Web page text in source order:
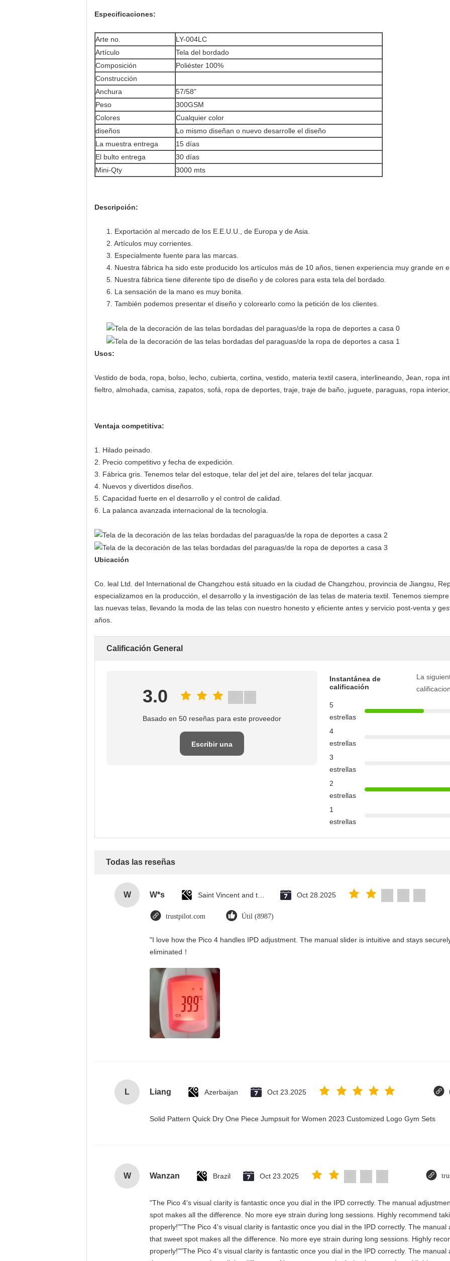
Especificaciones:
Arte no.
LY-004LC
Artículo
Tela del bordado
Composición
Poliéster 100%
Construcción
Anchura
57/58"
Peso
300GSM
Colores
Cualquier color
diseños
Lo mismo diseñan o nuevo desarrolle el diseño
La muestra entrega
15 días
El bulto entrega
30 días
Mini-Qty
3000 mts
Descripción:
1. Exportación al mercado de los E.E.U.U., de Europa y de Asia.
2. Artículos muy corrientes.
3. Especialmente fuente para las marcas.
4. Nuestra fábrica ha sido este producido los artículos más de 10 años, tienen experiencia muy grande en
5. Nuestra fábrica tiene diferente tipo de diseño y de colores para esta tela del bordado.
6. La sensación de la mano es muy bonita.
7. También podemos presentar el diseño y colorearlo como la petición de los clientes.
Usos:
Vestido de boda, ropa, bolso, lecho, cubierta, cortina, vestido, materia textil casera, interlineando, Jean, ropa
fieltro, almohada, camisa, zapatos, sofá, ropa de deportes, traje, traje de baño, juguete, paraguas, ropa
Ventaja competitiva:
1. Hilado peinado.
2. Precio competitivo y fecha de expedición.
3. Fábrica gris. Tenemos telar del estoque, telar del jet del aire, telares del telar jacquar.
4. Nuevos y divertidos diseños.
5. Capacidad fuerte en el desarrollo y el control de calidad.
6. La palanca avanzada internacional de la tecnología.
Ubicación
Co. leal Ltd. del International de Changzhou está situado en la ciudad de Changzhou, provincia de Jiangsu,
especializamos en la producción, el desarrollo y la investigación de las telas de materia textil. Tenemos
las nuevas telas, llevando la moda de las telas con nuestro honesto y eficiente antes y servicio post-venta y
años.
Calificación General
3.0
Basado en 50 reseñas para este proveedor
Escribir una
Instantánea de
calificación
La
5
estrellas
4
estrellas
3
estrellas
2
estrellas
1
estrellas
Todas las reseñas
W W*s Oct 28.2025
trustpilot.com Útil (8987)
"I love how the Pico 4 handles IPD adjustment. The manual slider is intuitive and stays
eliminated！
L Liang Azerbaijan Oct 23.2025
Solid Pattern Quick Dry One Piece Jumpsuit for Women 2023 Customized Logo Gym Sets
W Wanzan Brazil Oct 23.2025
"The Pico 4's visual clarity is fantastic once you dial in the IPD correctly. The manual
spot makes all the difference. No more eye strain during long sessions. Highly recommend
properly!""The Pico 4's visual clarity is fantastic once you dial in the IPD correctly. The
that sweet spot makes all the difference. No more eye strain during long sessions. Highly
properly!""The Pico 4's visual clarity is fantastic once you dial in the IPD correctly. The